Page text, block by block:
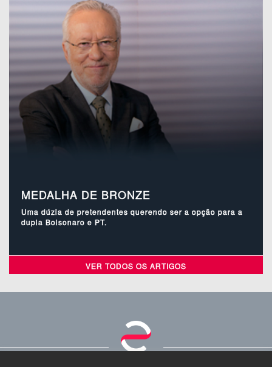
MEDALHA DE BRONZE
Uma dúzia de pretendentes querendo ser a opção para a
dupla Bolsonaro e PT.
VER TODOS OS ARTIGOS